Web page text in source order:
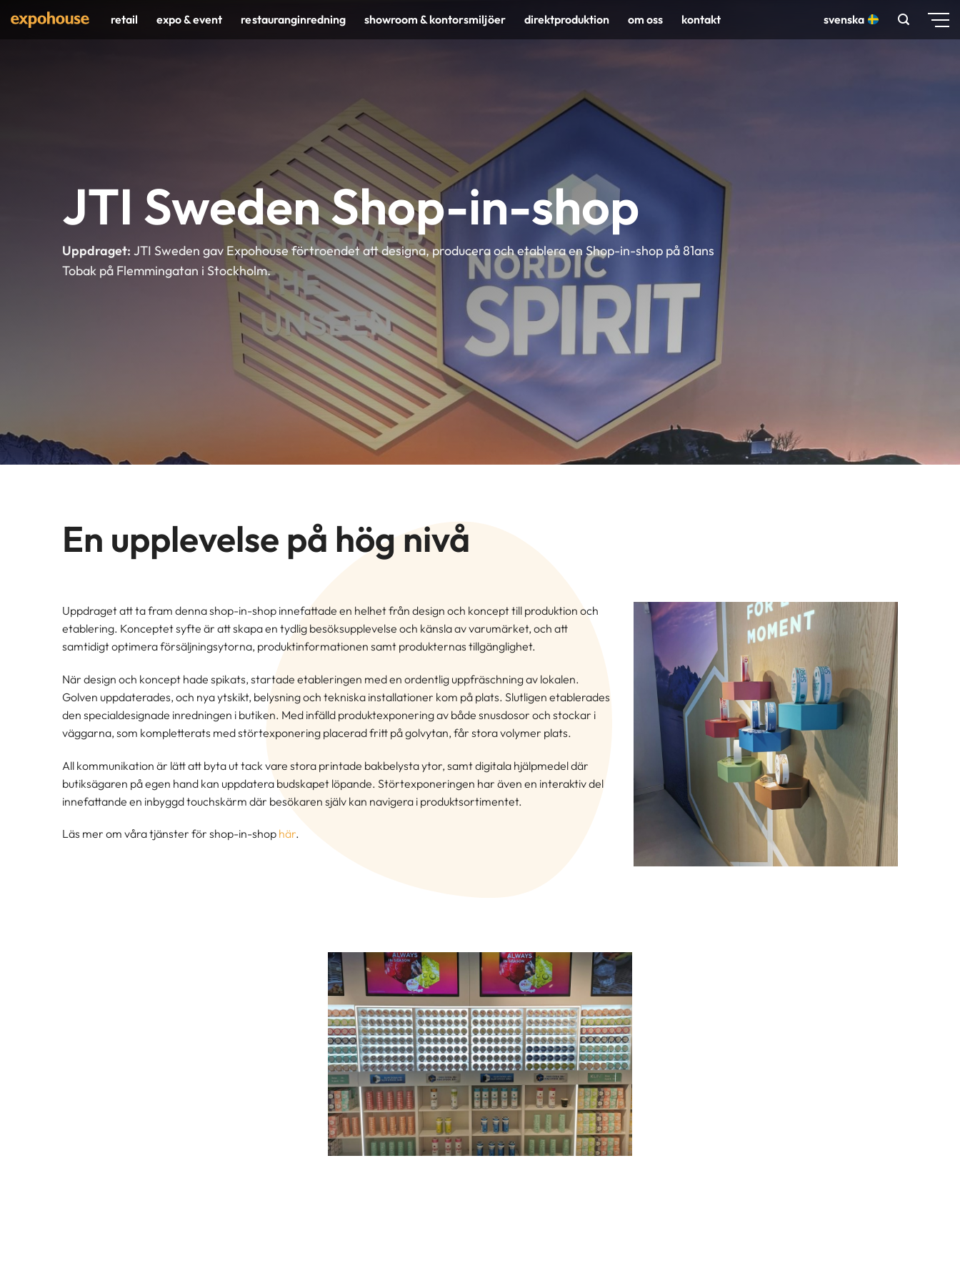
retail expo & event restauranginredning showroom & kontorsmiljöer direktproduktion om oss kontakt svenska
JTI Sweden Shop-in-shop
Uppdraget: JTI Sweden gav Expohouse förtroendet att designa, producera och etablera en Shop-in-shop på 81ans
Tobak på Flemmingatan i Stockholm.
En upplevelse på hög nivå
Uppdraget att ta fram denna shop-in-shop innefattade en helhet från design och koncept till produktion och
etablering. Konceptet syfte är att skapa en tydlig besöksupplevelse och känsla av varumärket, och att
samtidigt optimera försäljningsytorna, produktinformationen samt produkternas tillgänglighet.
När design och koncept hade spikats, startade etableringen med en ordentlig uppfräschning av lokalen.
Golven uppdaterades, och nya ytskikt, belysning och tekniska installationer kom på plats. Slutligen etablerades
den specialdesignade inredningen i butiken. Med infälld produktexponering av både snusdosor och stockar i
väggarna, som kompletterats med störtexponering placerad fritt på golvytan, får stora volymer plats.
All kommunikation är lätt att byta ut tack vare stora printade bakbelysta ytor, samt digitala hjälpmedel där
butiksägaren på egen hand kan uppdatera budskapet löpande. Störtexponeringen har även en interaktiv del
innefattande en inbyggd touchskärm där besökaren själv kan navigera i produktsortimentet.
Läs mer om våra tjänster för shop-in-shop här.